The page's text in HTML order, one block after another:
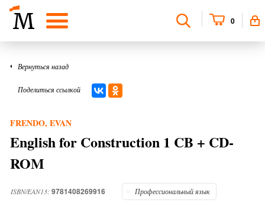
0
Вернуться назад
Поделиться ссылкой
FRENDO, EVAN
English for Construction 1 CB + CD-
ROM
ISBN/EAN13: 9781408269916 Профессиональный язык